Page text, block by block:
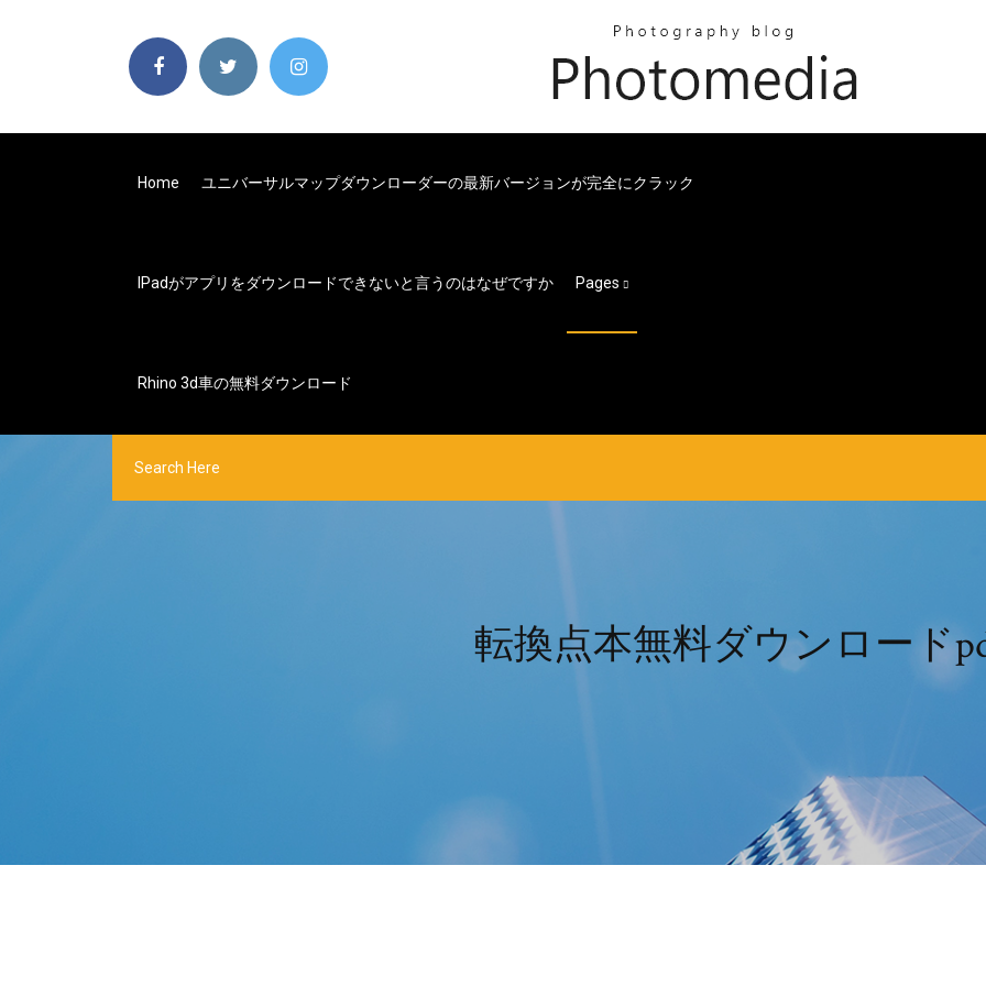
Home ユニバーサルマップダウンローダーの最新バージョンが完全にクラック
IPadがアプリをダウンロードできないと言うのはなぜですか Pages
Rhino 3d車の無料ダウンロード
転換点本無料ダウンロード